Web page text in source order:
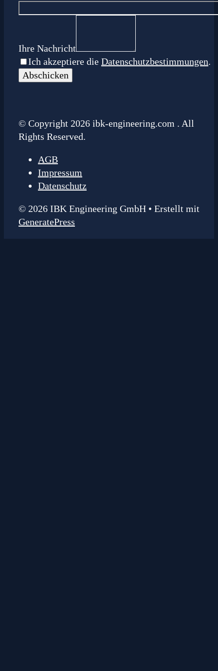
Ihre Nachricht
Ich akzeptiere die Datenschutzbestimmungen.
© Copyright 2026 ibk-engineering.com . All
Rights Reserved.
AGB
Impressum
Datenschutz
© 2026 IBK Engineering GmbH • Erstellt mit
GeneratePress